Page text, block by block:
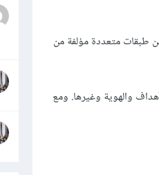
طبقات متعددة مؤلفة من
والهوية وغيرها. ومع